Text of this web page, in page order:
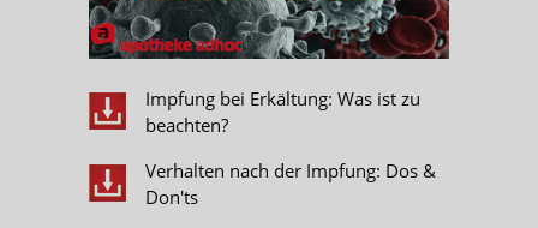
Impfung bei Erkältung: Was ist zu
beachten?
Verhalten nach der Impfung: Dos &
Don'ts